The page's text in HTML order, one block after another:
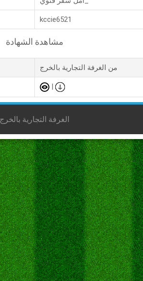
kccie6521
مشاهدة الشهادة
من الغرفة التجارية بالخرج
|
الغرفة التجارية بالخرج